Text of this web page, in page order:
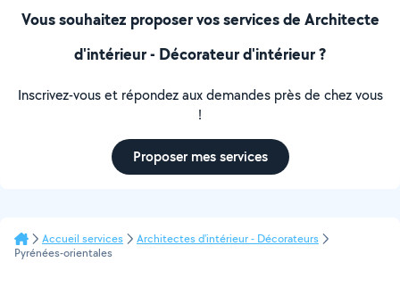
Vous souhaitez proposer vos services de Architecte
d'intérieur - Décorateur d'intérieur ?
Inscrivez-vous et répondez aux demandes près de chez vous
!
Proposer mes services
Accueil services
Architectes d'intérieur - Décorateurs
Pyrénées-orientales